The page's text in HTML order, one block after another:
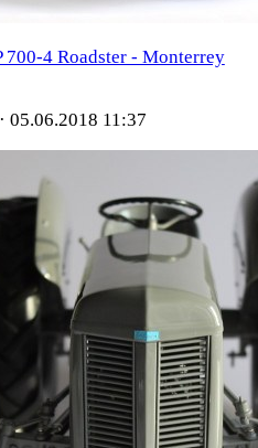
4 Roadster - Monterrey
05.06.2018 11:37